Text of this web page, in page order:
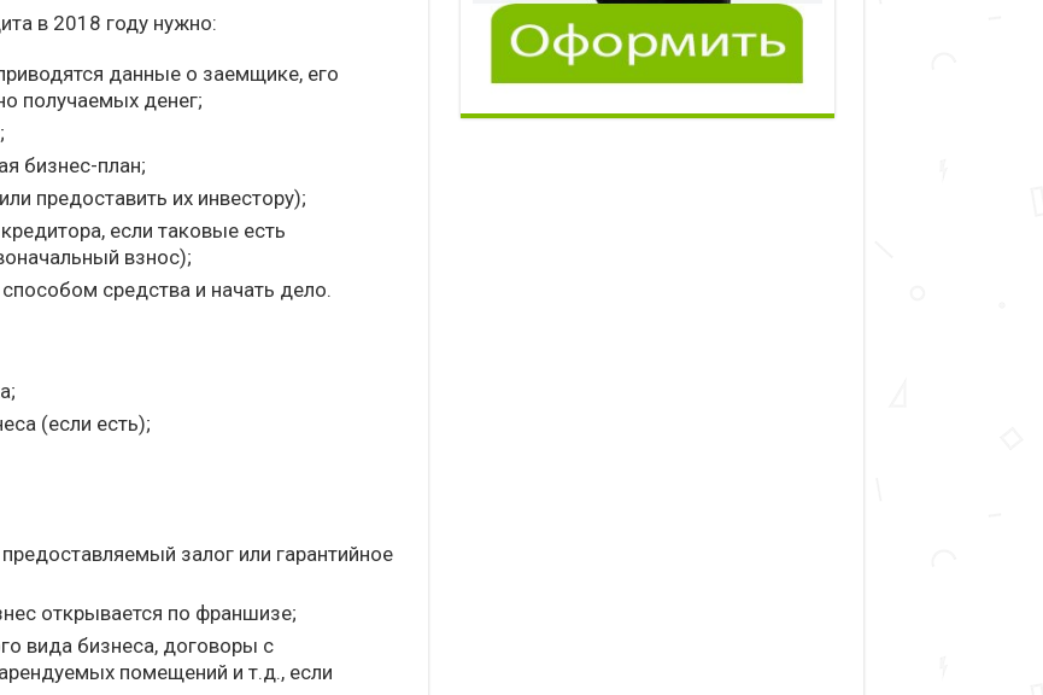
в 2018 году нужно:
данные о заемщике, его
получаемых денег;
бизнес-план;
предоставить их инвестору);
если таковые есть
взнос);
средства и начать дело.
(если есть);
залог или гарантийное
открывается по франшизе;
вида бизнеса, договоры с
помещений и т.д., если